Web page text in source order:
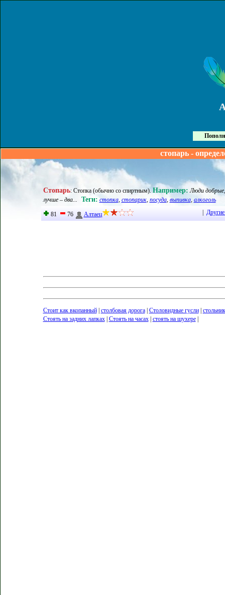
стопарь -
Стопарь: Стопка (обычно со спиртным).Например: Люди
лучше – два...
Теги: стопка, стопарик, посуда, выпивка, алкоголь
81 76 Алтаец
Стоит как вкопанный| столбовая дорога| Столовидные гусли| стольник
Стоять на задних лапках| Стоять на часах| стоять на шухере|